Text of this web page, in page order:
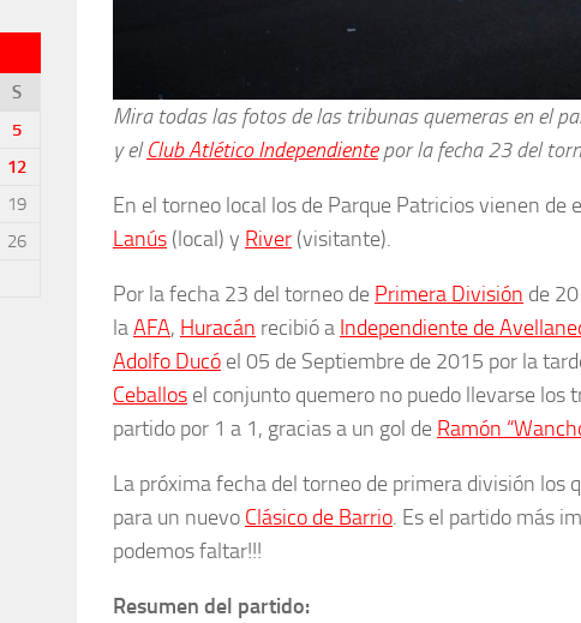
Mira todas las fotos de las tribunas quemeras en el
y elClub Atlético Independientepor la fecha 23 del
En el torneo local los de Parque Patricios vienen de
Lanús (local) y River (visitante).
Por la fecha 23 del torneo de Primera División de
laAFA, Huracán recibió a Independiente de
Adolfo Ducó el 05 de Septiembre de 2015 por la
Ceballos el conjunto quemero no puedo llevarse los
partido por 1 a 1, gracias a un gol de Ramón
La próxima fecha del torneo de primera división los
para un nuevo Clásico de Barrio. Es el partido más
podemos faltar!!!
Resumen del partido:
S
5
12
19
26